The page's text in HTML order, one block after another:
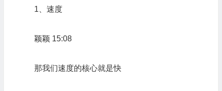
1、速度
颖颖 15:08
那我们速度的核心就是快